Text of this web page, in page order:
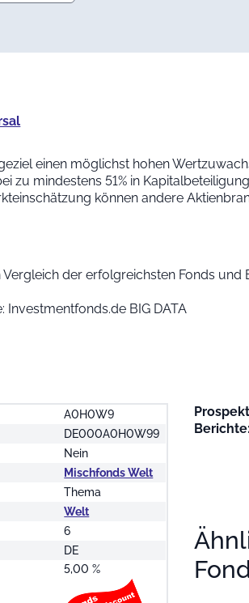
einen möglichst hohen
zu mindestens 51% in
können andere
der erfolgreichsten Fonds und
Investmentfonds.de BIG DATA
A0H0W9
DE000A0H0W99
Nein
Mischfonds Welt
Thema
Welt
6
DE
5,00 %
Berichte: